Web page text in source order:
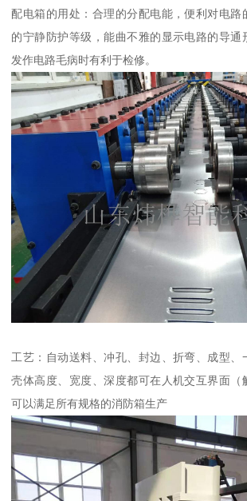
配电箱的用处：合理的分配电能，便利对电路
的宁静防护等级，能曲不雅的显示电路的导通
发作电路毛病时有利于检修。
工艺：自动送料、冲孔、封边、折弯、成型、
壳体高度、宽度、深度都可在人机交互界面（
可以满足所有规格的消防箱生产